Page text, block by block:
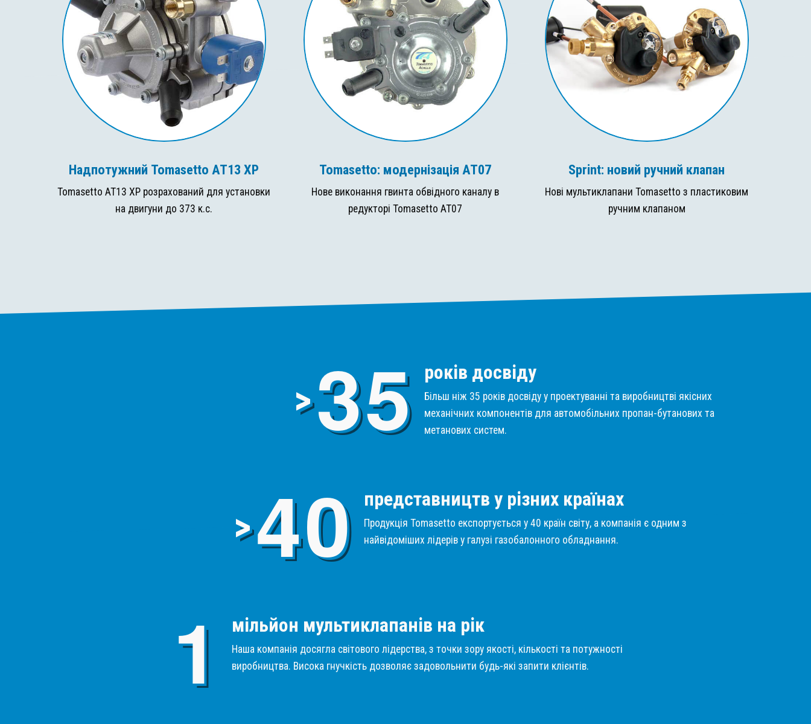
Надпотужний Tomasetto AT13 XP
Tomasetto AT13 XP розрахований для установки
на двигуни до 373 к.с.
Tomasetto: модернізація AT07
Нове виконання гвинта обвідного каналу в
редукторі Tomasetto AT07
Sprint: новий ручний клапан
Нові мультиклапани Tomasetto з пластиковим
ручним клапаном
>3
5
років досвіду
Більш ніж 35 років досвіду у проектуванні та виробництві якісних
механічних компонентів для автомобільних пропан-бутанових та
метанових систем.
>4
0
представництв у різних країнах
Продукція Tomasetto експортується у 40 країн світу, а компанія є одним з
найвідоміших лідерів у галузі газобалонного обладнання.
1
мільйон мультиклапанів на рік
Наша компанія досягла світового лідерства, з точки зору якості, кількості та потужності
виробництва. Висока гнучкість дозволяє задовольнити будь-які запити клієнтів.